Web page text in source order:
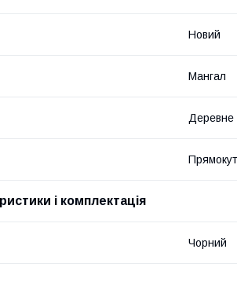
Новий
Мангал
Деревне
і комплектація
Чорний